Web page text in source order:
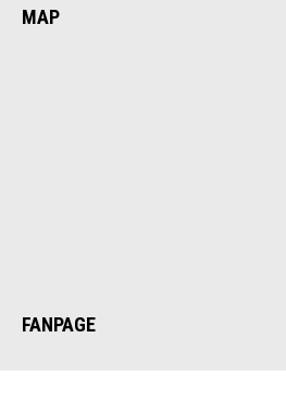
MAP
FANPAGE